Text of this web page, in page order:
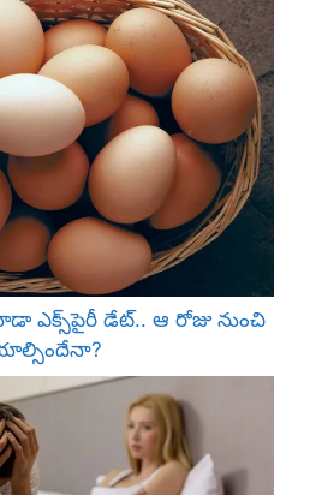
ఎక్స్‌పైరీ డేట్.. ఆ రోజు నుంచి